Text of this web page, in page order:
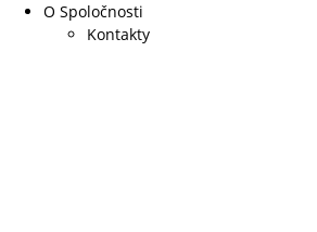
O Spoločnosti
Kontakty